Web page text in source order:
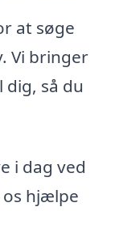
at søge
Vi bringer
så du
i dag ved
hjælpe